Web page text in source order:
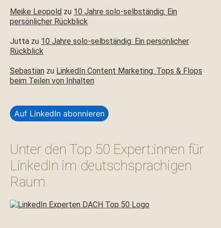
Meike Leopold zu 10 Jahre solo-selbständig: Ein
persönlicher Rückblick
Jutta zu 10 Jahre solo-selbständig: Ein persönlicher
Rückblick
Sebastian zu LinkedIn Content Marketing: Tops & Flops
beim Teilen von Inhalten
Auf LinkedIn abonnieren
Unter den Top 50 Expert:innen für
LinkedIn im deutschsprachigen
Raum